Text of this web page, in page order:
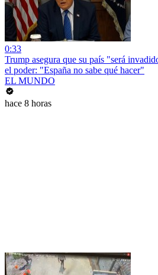
0:33
Trump asegura que su país "será
el poder: "España no sabe qué hacer"
EL MUNDO
hace 8 horas